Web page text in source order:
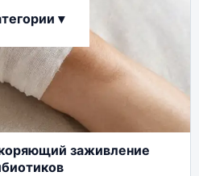
▾
заживление